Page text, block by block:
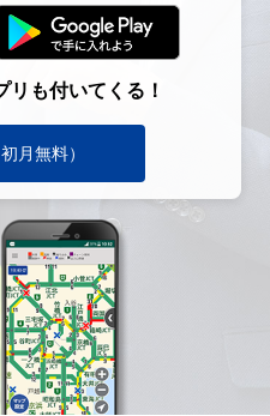
リも付いてくる！
月無料）